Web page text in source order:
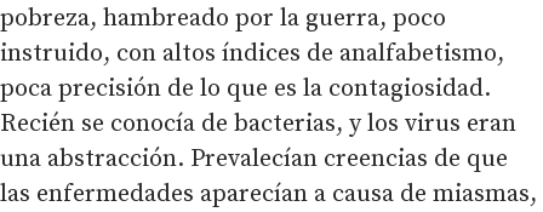
pobreza, hambreado por la guerra, poco
instruido, con altos índices de analfabetismo,
poca precisión de lo que es la contagiosidad.
Recién se conocía de bacterias, y los virus eran
una abstracción. Prevalecían creencias de que
las enfermedades aparecían a causa de miasmas,